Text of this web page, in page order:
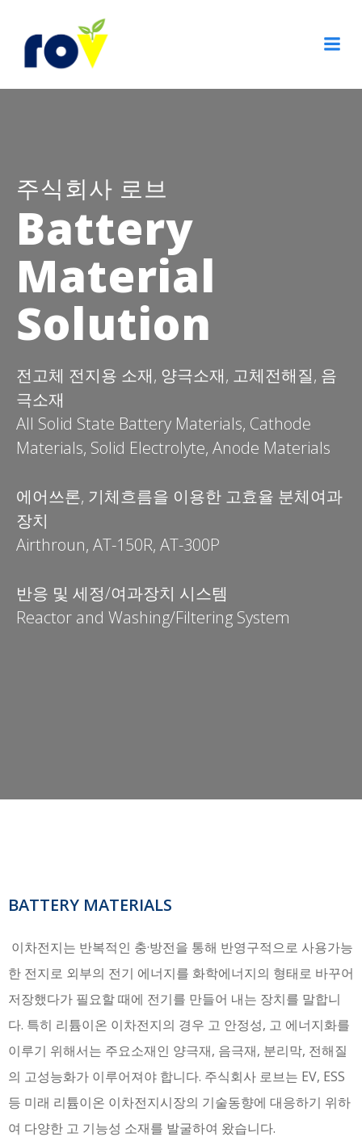
주식회사 로브
Battery
Material
Solution
전고체 전지용 소재, 양극소재, 고체전해질, 음
극소재
All Solid State Battery Materials, Cathode
Materials, Solid Electrolyte, Anode Materials
에어쓰론, 기체흐름을 이용한 고효율 분체여과
장치
Airthroun, AT-150R, AT-300P
반응 및 세정/여과장치 시스템
Reactor and Washing/Filtering System
BATTERY MATERIALS
이차전지는 반복적인 충·방전을 통해 반영구적으로 사용가능
한 전지로 외부의 전기 에너지를 화학에너지의 형태로 바꾸어
저장했다가 필요할 때에 전기를 만들어 내는 장치를 말합니
다. 특히 리튬이온 이차전지의 경우 고 안정성, 고 에너지화를
이루기 위해서는 주요소재인 양극재, 음극재, 분리막, 전해질
의 고성능화가 이루어져야 합니다. 주식회사 로브는 EV, ESS
등 미래 리튬이온 이차전지시장의 기술동향에 대응하기 위하
여 다양한 고 기능성 소재를 발굴하여 왔습니다.